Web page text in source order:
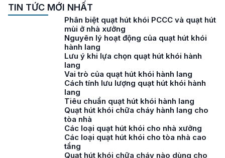
TIN TỨC MỚI NHẤT
Phân biệt quạt hút khói PCCC và quạt hút
mùi ở nhà xưởng
Nguyên lý hoạt động của quạt hút khói
hành lang
Lưu ý khi lựa chọn quạt hút khói hành
lang
Vai trò của quạt hút khói hành lang
Cách tính lưu lượng quạt hút khói hành
lang
Tiêu chuẩn quạt hút khói hành lang
Quạt hút khói chữa cháy hành lang cho
tòa nhà
Các loại quạt hút khói cho nhà xưởng
Các loại quạt hút khói cho tòa nhà cao
tầng
Quạt hút khói chữa cháy nào dùng cho